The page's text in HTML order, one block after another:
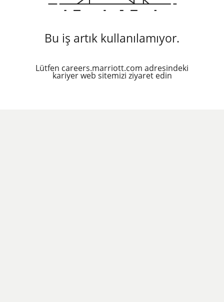
Bu iş artık kullanılamıyor.
Lütfen careers.marriott.com adresindeki
kariyer web sitemizi ziyaret edin